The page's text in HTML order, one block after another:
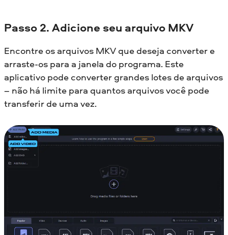
Passo 2. Adicione seu arquivo MKV
Encontre os arquivos MKV que deseja converter e
arraste-os para a janela do programa. Este
aplicativo pode converter grandes lotes de arquivos
– não há limite para quantos arquivos você pode
transferir de uma vez.